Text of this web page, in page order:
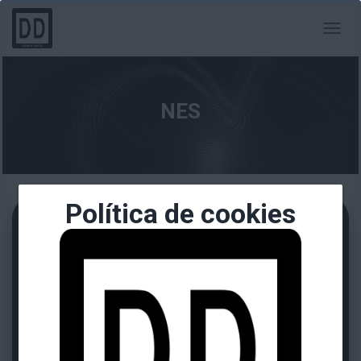
MODO
NES
Política de cookies